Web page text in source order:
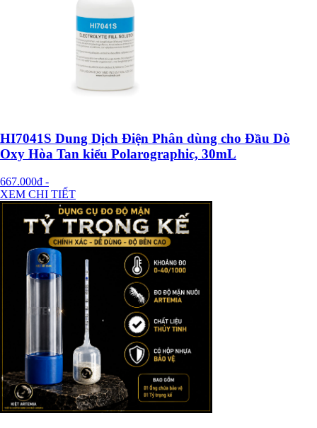
HI7041S Dung Dịch Điện Phân dùng cho Đầu Dò
Oxy Hòa Tan kiểu Polarographic, 30mL
667.000đ -
XEM CHI TIẾT